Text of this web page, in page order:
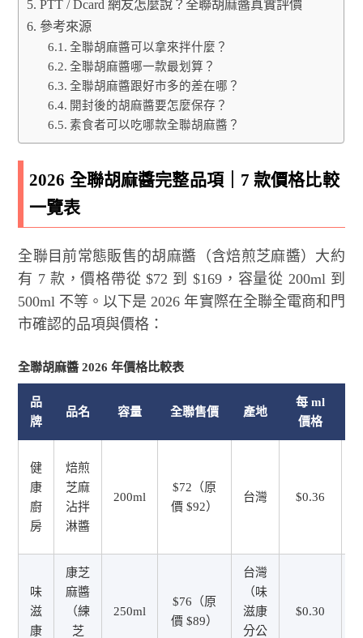
PTT / Dcard 網友怎麼說？全聯胡麻醬真實評價
參考來源
全聯胡麻醬可以拿來拌什麼？
全聯胡麻醬哪一款最划算？
全聯胡麻醬跟好市多的差在哪？
開封後的胡麻醬要怎麼保存？
素食者可以吃哪款全聯胡麻醬？
2026 全聯胡麻醬完整品項｜7 款價格比較
一覽表
全聯目前常態販售的胡麻醬（含焙煎芝麻醬）大約
有 7 款，價格帶從 $72 到 $169，容量從 200ml 到
500ml 不等。以下是 2026 年實際在全聯全電商和門
市確認的品項與價格：
全聯胡麻醬 2026 年價格比較表
品
牌
品名 容量 全聯售價 產地
每 ml
價格
健
康
廚
房
焙煎
芝麻
沾拌
淋醬
200ml
$72（原
價 $92）
台灣 $0.36
味
滋
康
康芝
麻醬
（練
芝
250ml
$76（原
價 $89）
台灣
（味
滋康
分公
$0.30